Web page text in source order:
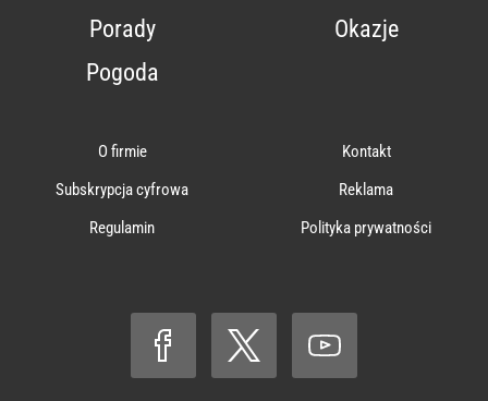
Porady
Okazje
Pogoda
O firmie
Kontakt
Subskrypcja cyfrowa
Reklama
Regulamin
Polityka prywatności